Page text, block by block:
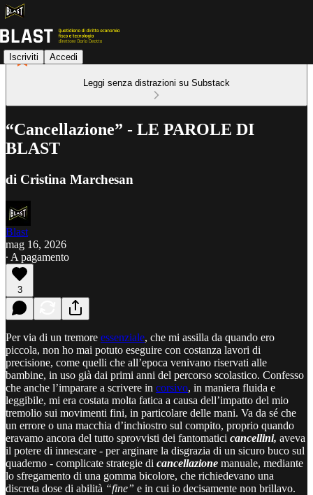
Iscriviti Accedi
Leggi senza distrazioni su Substack
“Cancellazione” - LE PAROLE DI
BLAST
di Cristina Marchesan
Blast
mag 16, 2026
∙ A pagamento
3
Per via di un tremore essenziale, che mi assilla da quando ero
piccola, non ho mai potuto eseguire con costanza lavori di
precisione, come quelli che all’epoca venivano riservati alle
bambine, in uso già dai primi anni del percorso scolastico. Confesso
che anche l’imparare a scrivere in corsivo, in maniera fluida e
leggibile, mi era costata molta fatica a causa dell’impatto del mio
tremolio sui movimenti fini, in particolare delle mani. Va da sé che
un errore o una macchia d’inchiostro sul compito, proprio quando
eravamo ancora del tutto sprovvisti dei fantomatici cancellini, aveva
il potere di innescare - per arginare la disgrazia di un sicuro buco sul
quaderno - complicate strategie di cancellazione manuale, mediante
lo sfregamento di una gomma bicolore, che richiedevano una
discreta dose di abilità “fine” e in cui io decisamente non brillavo.